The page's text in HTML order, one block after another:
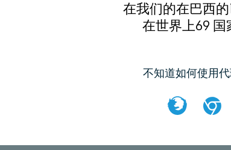
在我们的在巴西的
在世界上69 国
不知道如何使用